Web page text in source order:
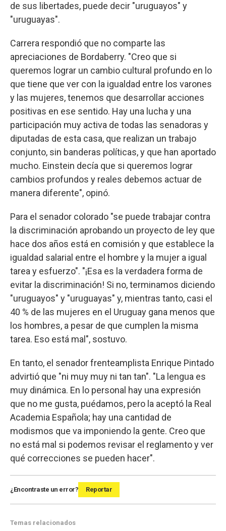
de sus libertades, puede decir "uruguayos" y
"uruguayas".
Carrera respondió que no comparte las
apreciaciones de Bordaberry. "Creo que si
queremos lograr un cambio cultural profundo en lo
que tiene que ver con la igualdad entre los varones
y las mujeres, tenemos que desarrollar acciones
positivas en ese sentido. Hay una lucha y una
participación muy activa de todas las senadoras y
diputadas de esta casa, que realizan un trabajo
conjunto, sin banderas políticas, y que han aportado
mucho. Einstein decía que si queremos lograr
cambios profundos y reales debemos actuar de
manera diferente", opinó.
Para el senador colorado "se puede trabajar contra
la discriminación aprobando un proyecto de ley que
hace dos años está en comisión y que establece la
igualdad salarial entre el hombre y la mujer a igual
tarea y esfuerzo". "¡Esa es la verdadera forma de
evitar la discriminación! Si no, terminamos diciendo
"uruguayos" y "uruguayas" y, mientras tanto, casi el
40 % de las mujeres en el Uruguay gana menos que
los hombres, a pesar de que cumplen la misma
tarea. Eso está mal", sostuvo.
En tanto, el senador frenteamplista Enrique Pintado
advirtió que "ni muy muy ni tan tan". "La lengua es
muy dinámica. En lo personal hay una expresión
que no me gusta, puédamos, pero la aceptó la Real
Academia Española; hay una cantidad de
modismos que va imponiendo la gente. Creo que
no está mal si podemos revisar el reglamento y ver
qué correcciones se pueden hacer".
¿Encontraste un error? Reportar
Temas relacionados